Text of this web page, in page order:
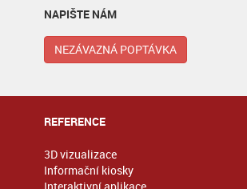
NAPIŠTE NÁM
NEZÁVAZNÁ POPTÁVKA
REFERENCE
3D vizualizace
Informační kiosky